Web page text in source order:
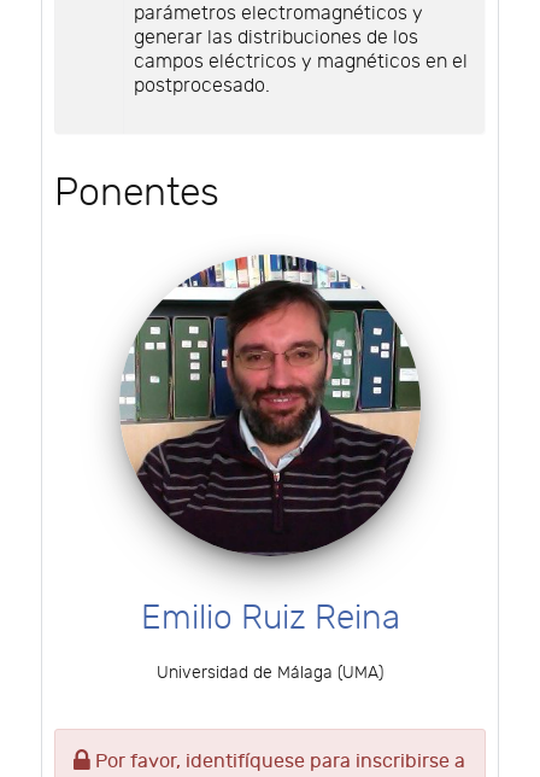
parámetros electromagnéticos y
generar las distribuciones de los
campos eléctricos y magnéticos en el
postprocesado.
Ponentes
Emilio Ruiz Reina
Universidad de Málaga (UMA)
Por favor, identifíquese para inscribirse a